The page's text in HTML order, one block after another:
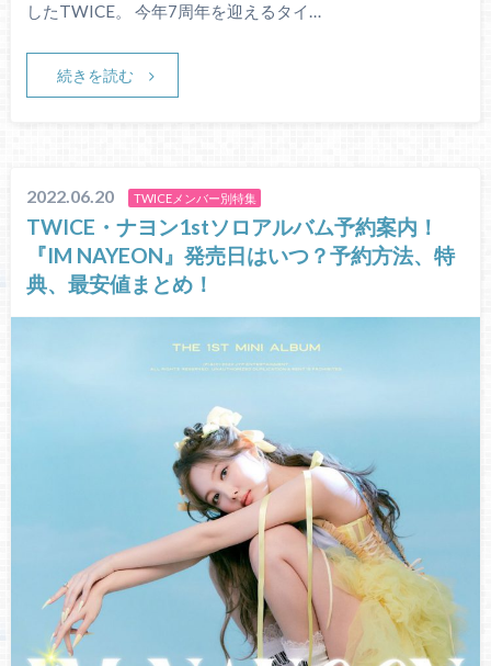
したTWICE。 今年7周年を迎えるタイ…
続きを読む
2022.06.20 TWICEメンバー別特集
TWICE・ナヨン1stソロアルバム予約案内！
『IM NAYEON』発売日はいつ？予約方法、特
典、最安値まとめ！